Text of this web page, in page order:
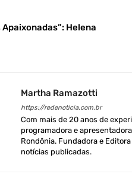
Helena
Martha Ramazotti
https://redenoticia.com.br
Com mais de 20 anos de
programadora e
Rondônia. Fundadora e
notícias publicadas.